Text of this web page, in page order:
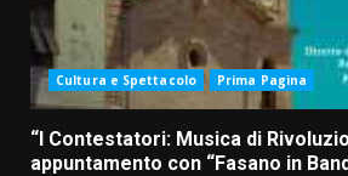
Cultura e Spettacolo Prima Pagina
“I Contestatori: Musica di
appuntamento con “Fasano in